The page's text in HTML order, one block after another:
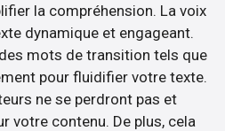
la compréhension. La voix
dynamique et engageant.
mots de transition tels que
pour fluidifier votre texte.
ne se perdront pas et
votre contenu. De plus, cela